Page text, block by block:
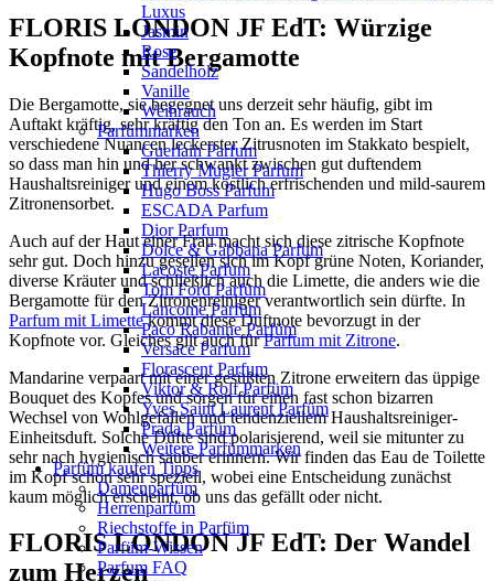
Luxus
Jasmin
Rose
Sandelholz
Vanille
Weihrauch
Parfümmarken
Guerlain Parfum
Thierry Mugler Parfum
Hugo Boss Parfum
ESCADA Parfum
Dior Parfum
Dolce & Gabbana Parfum
Lacoste Parfum
Tom Ford Parfüm
Lancome Parfum
Paco Rabanne Parfüm
Versace Parfum
Florascent Parfum
Viktor & Rolf Parfüm
Yves Saint Laurent Parfüm
Prada Parfüm
Weitere Parfümmarken
Parfüm kaufen Tipps
Damenparfüm
Herrenparfüm
Riechstoffe in Parfüm
Parfüm-Wissen
Parfum FAQ
FLORIS LONDON JF EdT: Würzige
Kopfnote mit Bergamotte
Die Bergamotte, sie begegnet uns derzeit sehr häufig, gibt im
Auftakt kräftig, sehr kräftig den Ton an. Es werden im Start
verschiedene Nuancen leckerster Zitrusnoten im Stakkato bespielt,
so dass man hin und her schwankt zwischen gut duftendem
Haushaltsreiniger und einem köstlich erfrischenden und mild-saurem
Zitronensorbet.
Auch auf der Haut einer Frau macht sich diese zitrische Kopfnote
sehr gut. Doch hinzu gesellen sich im Kopf grüne Noten, Koriander,
diverse Kräuter und schließlich auch die Limette, die anders wie die
Bergamotte für den Zitronenreiniger verantwortlich sein dürfte. In
Parfum mit Limettekommt diese Duftnote bevorzugt in der
Kopfnote vor. Gleiches gilt auch fürParfum mit Zitrone.
Mandarine verpaart mit einer gesüßten Zitrone erweitern das üppige
Bouquet des Kopfes und sorgen für einen fast schon bizarren
Wechsel von Wohlgefallen und tendenziellem Haushaltsreiniger-
Einheitsduft. Solche Düfte sind polarisierend, weil sie mitunter zu
sehr nach hygienisch sauber erinnern. Wir finden das Eau de Toilette
im Kopf schon sehr speziell, wobei eine Entscheidung zunächst
kaum möglich erscheint, ob uns das gefällt oder nicht.
FLORIS LONDON JF EdT: Der Wandel
zum Herzen